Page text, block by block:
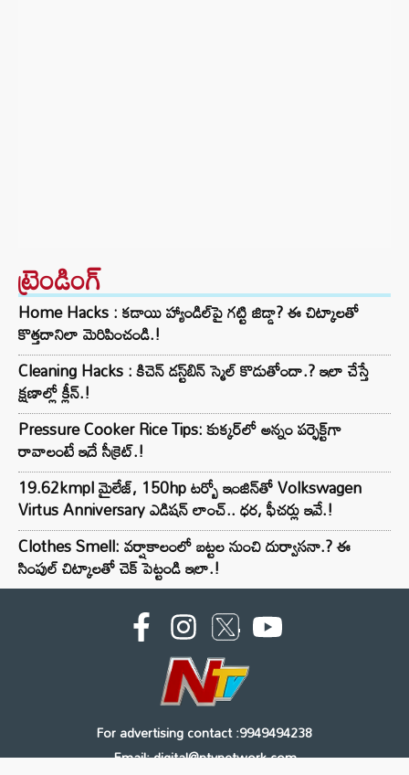
ట్రెండింగ్‌
Home Hacks : కడాయి హ్యాండిల్‌పై గట్టి జిడ్డా? ఈ చిట్కాలతో
కొత్తదానిలా మెరిపించండి.!
Cleaning Hacks : కిచెన్ డస్ట్‌బిన్ స్మెల్ కొడుతోందా.? ఇలా చేస్తే
క్షణాల్లో క్లీన్.!
Pressure Cooker Rice Tips: కుక్కర్‌లో అన్నం పర్ఫెక్ట్‌గా
రావాలంటే ఇదే సీక్రెట్.!
19.62kmpl మైలేజ్, 150hp టర్బో ఇంజిన్‌తో Volkswagen
Virtus Anniversary ఎడిషన్ లాంచ్.. ధర, ఫీచర్లు ఇవే.!
Clothes Smell: వర్షాకాలంలో బట్టల నుంచి దుర్వాసనా.? ఈ
సింపుల్ చిట్కాలతో చెక్ పెట్టండి ఇలా.!
For advertising contact :9949494238
Email: digital@ntvnetwork.com